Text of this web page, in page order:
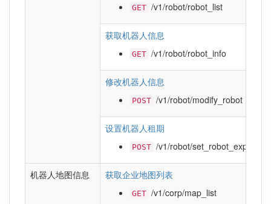
GET /v1/robot/robot_list
获取机器人信息
GET /v1/robot/robot_info
修改机器人信息
POST /v1/robot/modify_robot
设置机器人租期
POST /v1/robot/
机器人地图信息 获取企业地图列表
GET /v1/corp/map_list